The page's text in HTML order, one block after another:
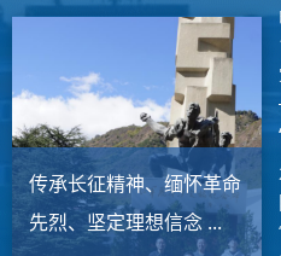
传承长征精神、缅怀革命
先烈、坚定理想信念 ...